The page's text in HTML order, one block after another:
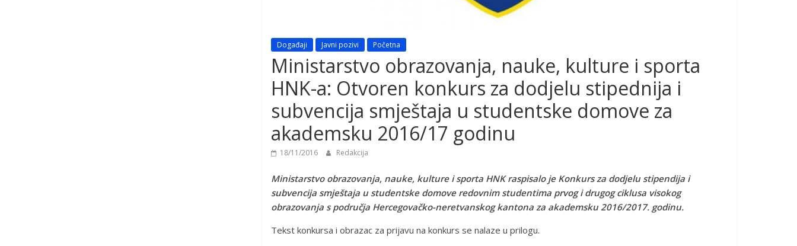
Događaji Javni pozivi Početna
Ministarstvo obrazovanja, nauke, kulture i sporta
HNK-a: Otvoren konkurs za dodjelu stipednija i
subvencija smještaja u studentske domove za
akademsku 2016/17 godinu
18/11/2016 Redakcija
Ministarstvo obrazovanja, nauke, kulture i sporta HNK raspisalo je Konkurs za dodjelu stipendija i
subvencija smještaja u studentske domove redovnim studentima prvog i drugog ciklusa visokog
obrazovanja s područja Hercegovačko-neretvanskog kantona za akademsku 2016/2017. godinu.
Tekst konkursa i obrazac za prijavu na konkurs se nalaze u prilogu.